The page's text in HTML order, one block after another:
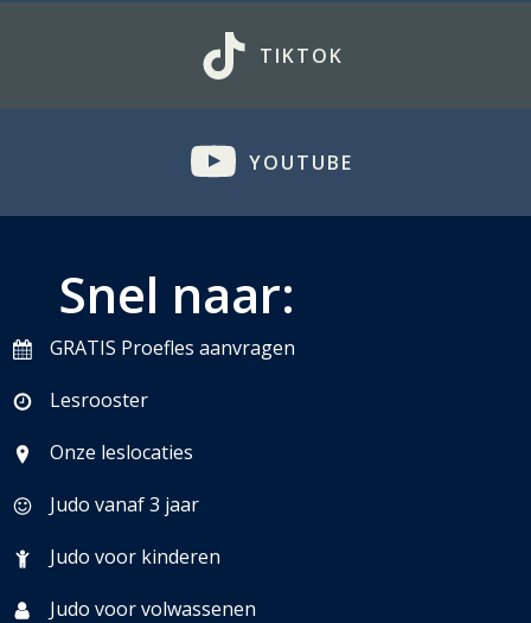
TIKTOK
YOUTUBE
Snel naar:
GRATIS Proefles aanvragen
Lesrooster
Onze leslocaties
Judo vanaf 3 jaar
Judo voor kinderen
Judo voor volwassenen